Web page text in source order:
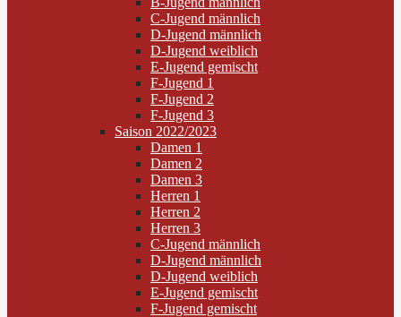
C-Jugend männlich
D-Jugend männlich
D-Jugend weiblich
E-Jugend gemischt
F-Jugend 1
F-Jugend 2
F-Jugend 3
Saison 2022/2023
Damen 1
Damen 2
Damen 3
Herren 1
Herren 2
Herren 3
C-Jugend männlich
D-Jugend männlich
D-Jugend weiblich
E-Jugend gemischt
F-Jugend gemischt